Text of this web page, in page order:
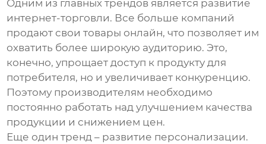
Одним из главных трендов является развитие
интернет-торговли. Все больше компаний
продают свои товары онлайн, что позволяет им
охватить более широкую аудиторию. Это,
конечно, упрощает доступ к продукту для
потребителя, но и увеличивает конкуренцию.
Поэтому производителям необходимо
постоянно работать над улучшением качества
продукции и снижением цен.
Еще один тренд – развитие персонализации.